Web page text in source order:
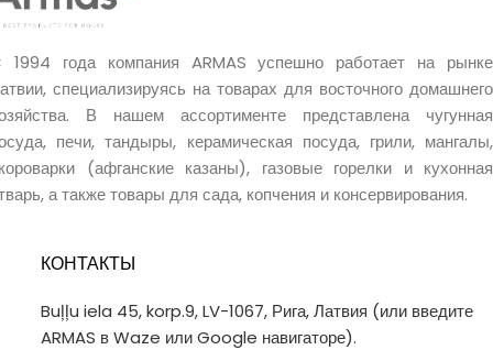
1994 года компания ARMAS успешно работает на рынке
специализируясь на товарах для восточного домашнего
В нашем ассортименте представлена чугунная
печи, тандыры, керамическая посуда, грили, мангалы,
(афганские казаны), газовые горелки и кухонная
а также товары для сада, копчения и консервирования.
КОНТАКТЫ
Buļļu iela 45, korp.9, LV-1067, Рига, Латвия (или введите
ARMAS в Waze или Google навигаторе).